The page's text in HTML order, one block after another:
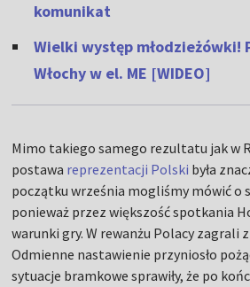
komunikat
Wielki występ młodzieżówki!
Włochy w el. ME [WIDEO]
Mimo takiego samego rezultatu jak w
postawa reprezentacji Polski była
początku września mogliśmy mówić o
ponieważ przez większość spotkania
warunki gry. W rewanżu Polacy zagrali
Odmienne nastawienie przyniosło
sytuacje bramkowe sprawiły, że po